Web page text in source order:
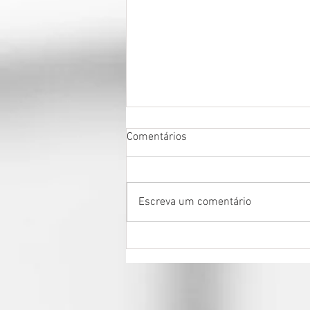
Comentários
Escreva um comentário